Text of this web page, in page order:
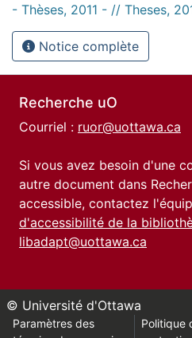
- Thèses, 2011 - // Theses,
Notice complète
Recherche uO
Courriel : ruor@uottawa.ca
Si vous avez besoin d'une
autre document dans
accessible, contactez
d'accessibilité de la
libadapt@uottawa.ca
© Université d'Ottawa
Paramètres des
Politique